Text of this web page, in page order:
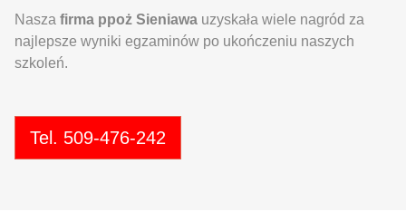
Nasza firma ppoż Sieniawa uzyskała wiele nagród za
najlepsze wyniki egzaminów po ukończeniu naszych
szkoleń.
Tel. 509-476-242